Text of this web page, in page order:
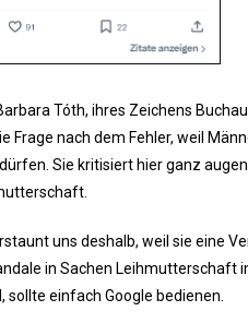
Tóth, ihres Zeichens
Frage nach dem Fehler, weil
Sie kritisiert hier ganz
uns deshalb, weil sie eine
in Sachen Leihmutterschaft
einfach Google bedienen.